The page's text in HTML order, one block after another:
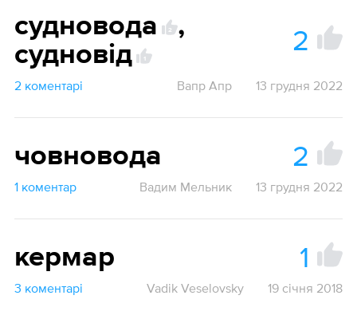
судновода 2
,
судновід
2
2 коментарі Вапр Апр 13 грудня 2022
човновода 2
1 коментар Вадим Мельник 13 грудня 2022
кермар 1
3 коментарі Vadik Veselovsky 19 січня 2018